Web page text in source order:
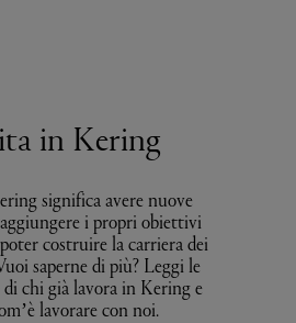
in Kering
significa avere nuove
i propri obiettivi
costruire la carriera dei
saperne di più? Leggi le
chi già lavora in Kering e
lavorare con noi.